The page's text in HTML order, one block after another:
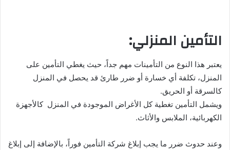
التأمين المنزلي:
يعتبر هذا النوع من التأمينات مهم جداً، حيث يغطي التأمين على
المنزل، تكلفة أي خسارة أو ضرر طارئ قد يحصل في المنزل
كالسرقة أو الحريق.
ويشمل التأمين تغطية كل الأغراض الموجودة في المنزل كالأجهزة
الكهربائية، الملابس والأثاث.
وعند حدوث ضرر ما يجب إبلاغ شركة التأمين فوراً، بالإضافة إلى إبلاغ